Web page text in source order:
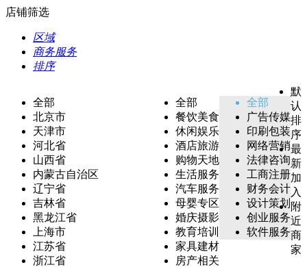
店铺筛选
区域
商务服务
排序
全部
北京市
天津市
河北省
山西省
内蒙古自治区
辽宁省
吉林省
黑龙江省
上海市
江苏省
浙江省
全部
餐饮美食
休闲娱乐
酒店旅游
购物天地
生活服务
汽车服务
母婴专区
婚庆摄影
教育培训
家具建材
房产相关
全部
广告传媒
印刷包装
网络营销
法律咨询
工商注册
财务会计
设计策划
创业服务
软件服务
默
认
排
序
最
新
加
入
附
近
商
家